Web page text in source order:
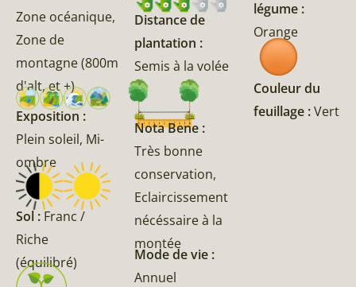
Zone océanique,
Zone de
montagne (800m
d'alt, et +)
Exposition :
Plein soleil, Mi-
ombre
Sol : Franc /
Riche
(équilibré)
Distance de
plantation :
Semis à la volée
Nota Bene :
Très bonne
conservation,
Eclaircissement
nécéssaire à la
montée
Mode de vie :
Annuel
légume :
Orange
Couleur du
feuillage :Vert